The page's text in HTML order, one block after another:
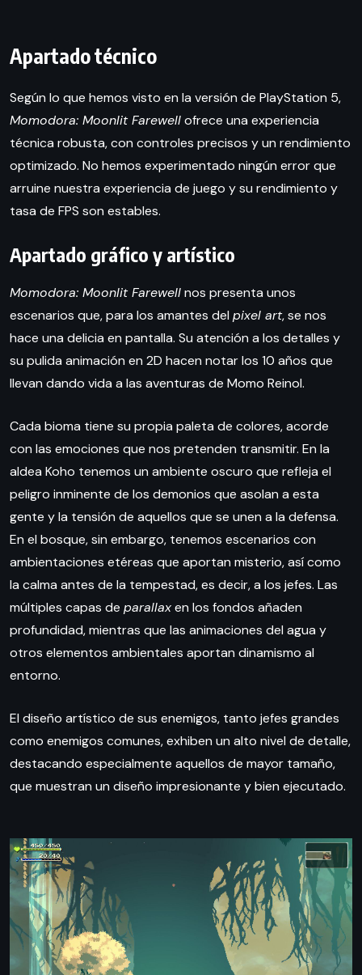
Apartado técnico
Según lo que hemos visto en la versión de PlayStation 5,
Momodora: Moonlit Farewellofrece una experiencia
técnica robusta, con controles precisos y un rendimiento
optimizado. No hemos experimentado ningún error que
arruine nuestra experiencia de juego y su rendimiento y
tasa de FPS son estables.
Apartado gráfico y artístico
Momodora: Moonlit Farewellnos presenta unos
escenarios que, para los amantes del pixel art, se nos
hace una delicia en pantalla. Su atención a los detalles y
su pulida animación en 2D hacen notar los 10 años que
llevan dando vida a las aventuras de Momo Reinol.
Cada bioma tiene su propia paleta de colores, acorde
con las emociones que nos pretenden transmitir. En la
aldea Koho tenemos un ambiente oscuro que refleja el
peligro inminente de los demonios que asolan a esta
gente y la tensión de aquellos que se unen a la defensa.
En el bosque, sin embargo, tenemos escenarios con
ambientaciones etéreas que aportan misterio, así como
la calma antes de la tempestad, es decir, a los jefes. Las
múltiples capas de parallaxen los fondos añaden
profundidad, mientras que las animaciones del agua y
otros elementos ambientales aportan dinamismo al
entorno.
El diseño artístico de sus enemigos, tanto jefes grandes
como enemigos comunes, exhiben un alto nivel de detalle,
destacando especialmente aquellos de mayor tamaño,
que muestran un diseño impresionante y bien ejecutado.